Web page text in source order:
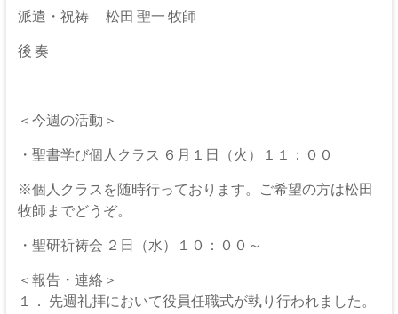
神
派遣・祝祷 松田 聖一 牧師
後 奏
＜今週の活動＞
・聖書学び個人クラス ６月１日（火）１１：００
※個人クラスを随時行っております。ご希望の方は松田
牧師までどうぞ。
・聖研祈祷会 ２日（水）１０：００～
＜報告・連絡＞
１． 先週礼拝において役員任職式が執り行われました。